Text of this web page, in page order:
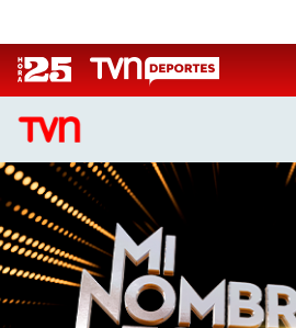
CASTING MASTERCHEF CHILE
CASTING TVN VERTICAL
TVN VERTICAL